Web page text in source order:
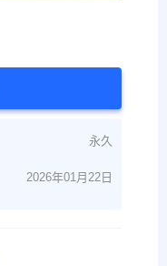
永久
2026年01月22日